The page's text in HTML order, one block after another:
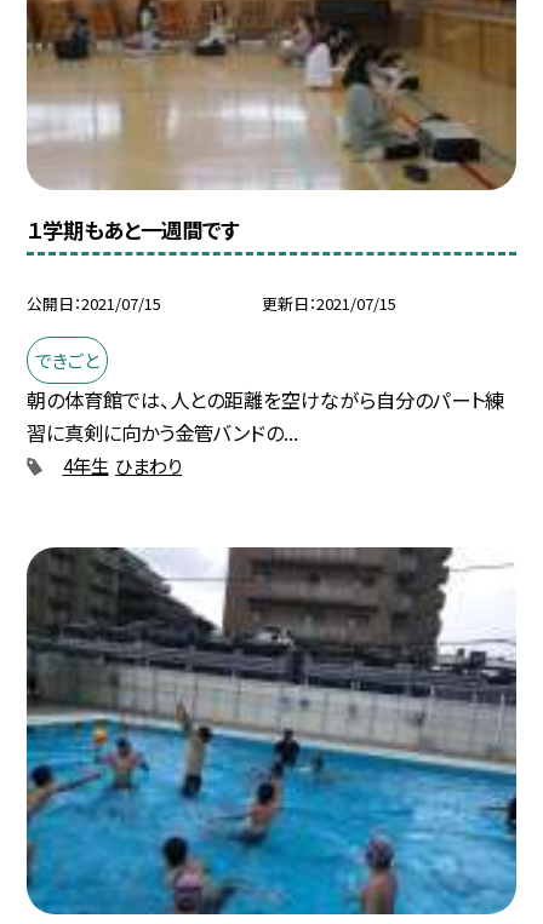
１学期もあと一週間です
公開日 2021/07/15 更新日 2021/07/15
できごと
朝の体育館では、人との距離を空けながら自分のパート練
習に真剣に向かう金管バンドの...
4年生 ひまわり